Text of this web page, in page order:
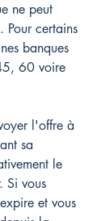
ne peut
Pour certains
banques
60 voire
l'offre à
sa
le
Si vous
et vous